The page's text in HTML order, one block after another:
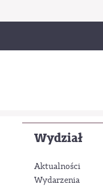
Wydział
Aktualności
Wydarzenia